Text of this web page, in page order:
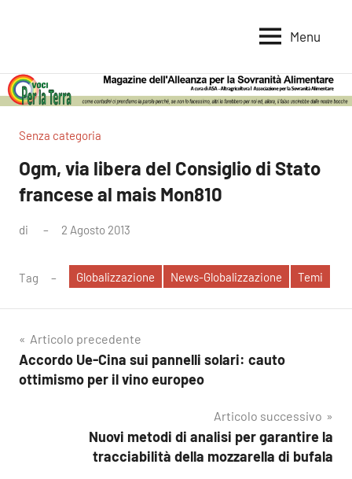
per
la
Terra
per
la
Alimentare
Menu
Senza categoria
Ogm, via libera del Consiglio di Stato
francese al mais Mon810
di 2 Agosto 2013
Tag
Globalizzazione News-Globalizzazione Temi
Navigazione
articoli
Articolo precedente
Accordo Ue-Cina sui pannelli solari: cauto
ottimismo per il vino europeo
Articolo successivo
Nuovi metodi di analisi per garantire la
tracciabilità della mozzarella di bufala